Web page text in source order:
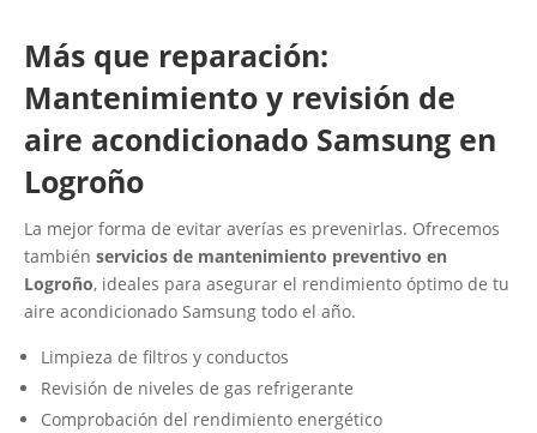
Más que reparación:
Mantenimiento y revisión de
aire acondicionado Samsung en
Logroño
La mejor forma de evitar averías es prevenirlas. Ofrecemos
también servicios de mantenimiento preventivo en
Logroño, ideales para asegurar el rendimiento óptimo de tu
aire acondicionado Samsung todo el año.
Limpieza de filtros y conductos
Revisión de niveles de gas refrigerante
Comprobación del rendimiento energético